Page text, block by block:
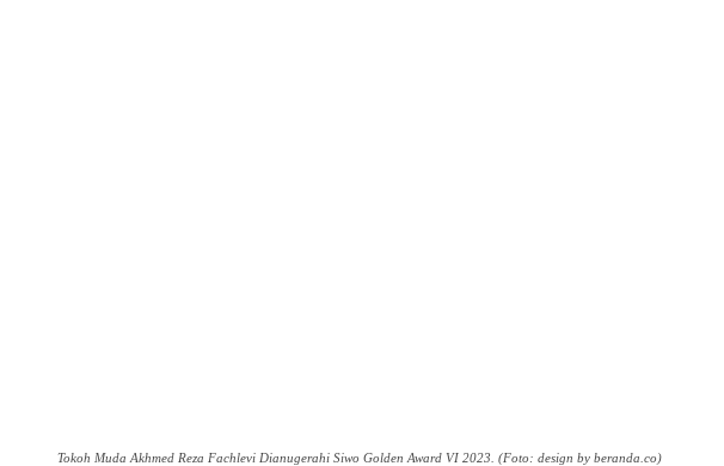
Tokoh Muda Akhmed Reza Fachlevi Dianugerahi Siwo Golden Award VI 2023. (Foto: design by beranda.co)